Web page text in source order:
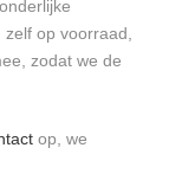
op voorraad,
zodat we de
op, we